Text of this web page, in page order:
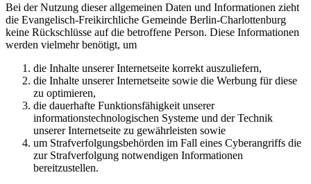
Bei der Nutzung dieser allgemeinen Daten und Informationen zieht
die Evangelisch-Freikirchliche Gemeinde Berlin-Charlottenburg
keine Rückschlüsse auf die betroffene Person. Diese Informationen
werden vielmehr benötigt, um
die Inhalte unserer Internetseite korrekt auszuliefern,
die Inhalte unserer Internetseite sowie die Werbung für diese
zu optimieren,
die dauerhafte Funktionsfähigkeit unserer
informationstechnologischen Systeme und der Technik
unserer Internetseite zu gewährleisten sowie
um Strafverfolgungsbehörden im Fall eines Cyberangriffs die
zur Strafverfolgung notwendigen Informationen
bereitzustellen.